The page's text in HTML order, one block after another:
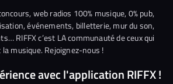
InstagramYouTubeLinkedin
web radios 100% musique, 0% pub,
événements, billetterie, mur du son,
RIFFX c’est LA communauté de ceux qui
musique. Rejoignez-nous !
avec l'application RIFFX !